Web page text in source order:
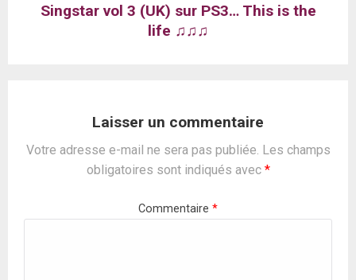
Singstar vol 3 (UK) sur PS3… This is the
life ♫♫♫
Laisser un commentaire
Votre adresse e-mail ne sera pas publiée. Les champs
obligatoires sont indiqués avec *
Commentaire *